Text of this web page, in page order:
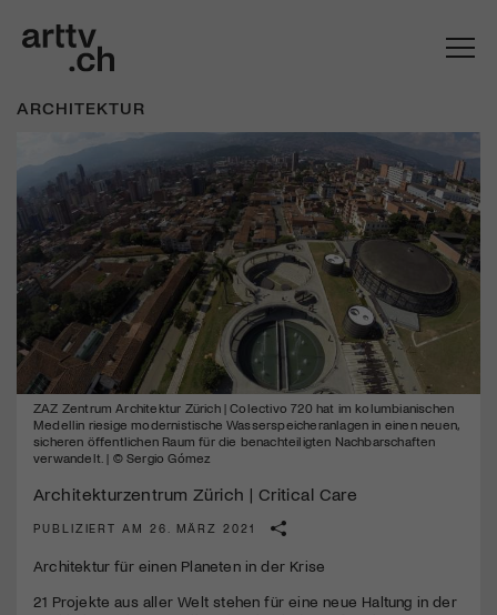
ARCHITEKTUR
ZAZ Zentrum Architektur Zürich | Colectivo 720 hat im kolumbianischen
Medellin riesige modernistische Wasserspeicheranlagen in einen neuen,
sicheren öffentlichen Raum für die benachteiligten Nachbarschaften
verwandelt. | © Sergio Gómez
Architekturzentrum Zürich | Critical Care
PUBLIZIERT AM 26. MÄRZ 2021
Architektur für einen Planeten in der Krise
21 Projekte aus aller Welt stehen für eine neue Haltung in der
Mach mit: «Be Part of the Art»!
Engagiere dich als Kulturliebhaber:in, Kulturschaffende(r) oder
Kulturinstitution und unterstütze unsere Arbeit.
Mit deiner Mitgliedschaft erhältst du kostenlosen Zugang zu
diversen Kulturevents.